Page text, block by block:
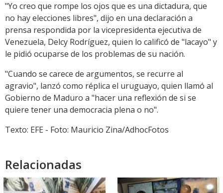
"Yo creo que rompe los ojos que es una dictadura, que
no hay elecciones libres", dijo en una declaración a
prensa respondida por la vicepresidenta ejecutiva de
Venezuela, Delcy Rodríguez, quien lo calificó de "lacayo" y
le pidió ocuparse de los problemas de su nación.
"Cuando se carece de argumentos, se recurre al
agravio", lanzó como réplica el uruguayo, quien llamó al
Gobierno de Maduro a "hacer una reflexión de si se
quiere tener una democracia plena o no".
Texto: EFE - Foto: Mauricio Zina/AdhocFotos
Relacionadas